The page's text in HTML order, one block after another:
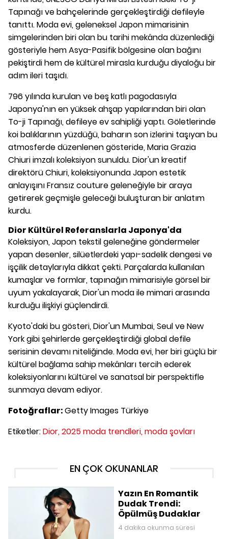
Tapınağı ve bahçelerinde gerçekleştirdiği defileyle
tanıttı. Moda evi, geleneksel Japon mimarisinin
simgelerinden biri olan bu tarihi mekânda düzenlediği
gösteriyle hem Asya-Pasifik bölgesine olan bağını
pekiştirdi hem de kültürel mirasla kurduğu diyaloğu bir
adım ileri taşıdı.
796 yılında kurulan ve beş katlı pagodasıyla
Japonya'nın en yüksek ahşap yapılarından biri olan
To-ji Tapınağı, defileye ev sahipliği yaptı. Göletlerinde
koi balıklarının yüzdüğü, baharın son izlerini taşıyan bu
atmosferde düzenlenen gösteride, Maria Grazia
Chiuri imzalı koleksiyon sunuldu. Dior'un kreatif
direktörü Chiuri, koleksiyonunda Japon estetik
anlayışını Fransız couture geleneğiyle bir araya
getirerek geçmişle geleceği buluşturan bir anlatım
kurdu.
Dior Kültürel Referanslarla Japonya'da
Koleksiyon, Japon tekstil geleneğine göndermeler
yapan desenler, silüetlerdeki yapı-sadelik dengesi ve
işçilik detaylarıyla dikkat çekti. Parçalarda kullanılan
kumaşlar ve formlar, tapınağın mimarisiyle görsel bir
uyum yakalayarak, Dior'un moda ile mimari arasında
kurduğu ilişkiyi güçlendirdi.
Kyoto'daki bu gösteri, Dior'un Mumbai, Seul ve New
York gibi şehirlerde gerçekleştirdiği global defile
serisinin devamı niteliğinde. Moda evi, her biri güçlü bir
kültürel bağlama sahip mekânları tercih ederek
koleksiyonlarını kültürel ve sanatsal bir perspektifle
sunmaya devam ediyor.
Fotoğraflar:Getty Images Türkiye
Etiketler:Dior,2025 moda trendleri,moda şovları
EN ÇOK OKUNANLAR
Yazın En Romantik
Dudak Trendi:
Öpülmüş Dudaklar
4 dakika okunma süresi